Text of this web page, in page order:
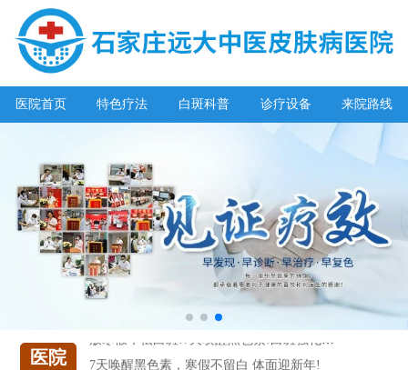
医院首页 特色疗法 白斑科普 诊疗设备 来院路线
医院
放寒假，祛白斑!7天唤醒黑色素!白斑强化诊疗进行中!
7天唤醒黑色素，寒假不留白 体面迎新年!
恭贺伍德镜检查系统成功落户!暑期超强福利点击领取!
【世界白癜风日】白斑0元普查，更有多重福利千万别错过!
欢乐六一 “粽”享端午——彩绘童画世界 留住美丽瞬间
五一关爱全民皮肤健康，到院领取价值2240元白斑诊疗金!
清明小长假，2022春季白斑抗复发诊疗援助活动开启!
7天唤醒黑色素，寒假不留白 体面迎新年!